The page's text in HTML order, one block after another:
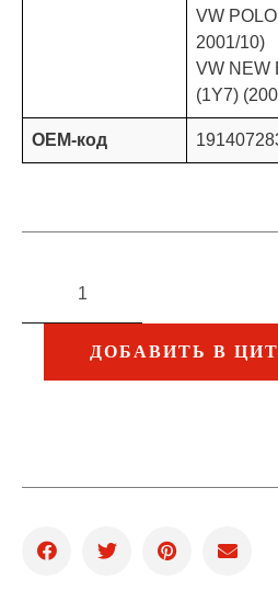
VW
2001/10)
VW NEW
(1Y7)
OEM-код
ДОБАВИТЬ В